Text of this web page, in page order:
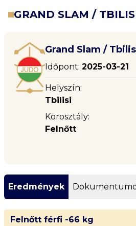
GRAND SLAM /
Grand Slam /
Időpont: 2025-03-21
Helyszín:
Tbilisi
Korosztály:
Felnőtt
Eredmények
Felnőtt férfi -66 kg